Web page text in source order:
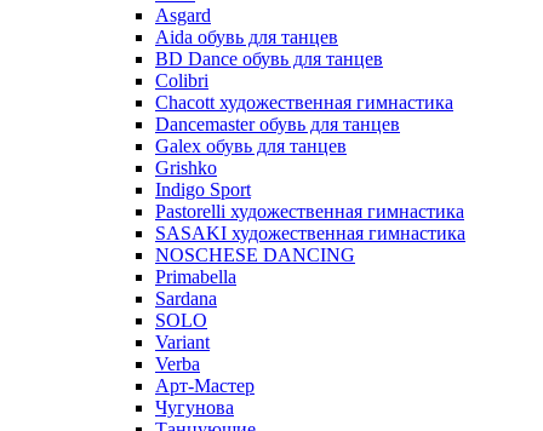
Asgard
Аida обувь для танцев
BD Dance обувь для танцев
Colibri
Chacott художественная гимнастика
Dancemaster обувь для танцев
Galex обувь для танцев
Grishko
Indigo Sport
Pastorelli художественная гимнастика
SASAKI художественная гимнастика
NOSCHESE DANCING
Primabella
Sardana
SOLO
Variant
Verba
Арт-Мастер
Чугунова